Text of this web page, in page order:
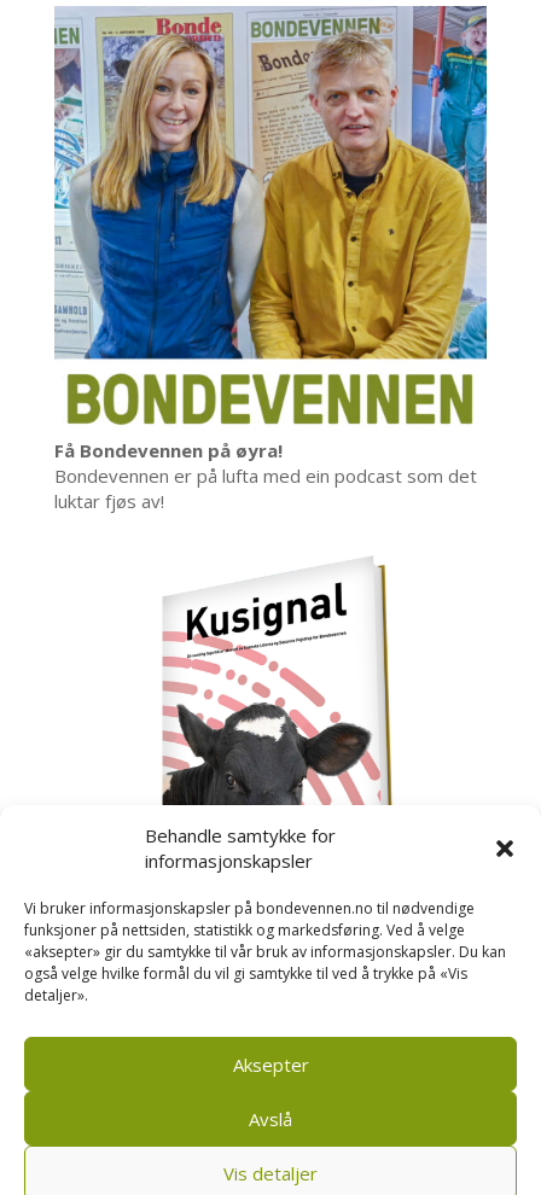
Behandle samtykke for
informasjonskapsler
Vi bruker informasjonskapsler på bondevennen.no til nødvendige
funksjoner på nettsiden, statistikk og markedsføring. Ved å velge
«aksepter» gir du samtykke til vår bruk av informasjonskapsler. Du kan
også velge hvilke formål du vil gi samtykke til ved å trykke på «Vis
detaljer».
Aksepter
Avslå
Vis detaljer
Få Bondevennen på øyra!
Bondevennen er på lufta med ein podcast som det
luktar fjøs av!
Kusignal
om kusignal i eit eige hefte.